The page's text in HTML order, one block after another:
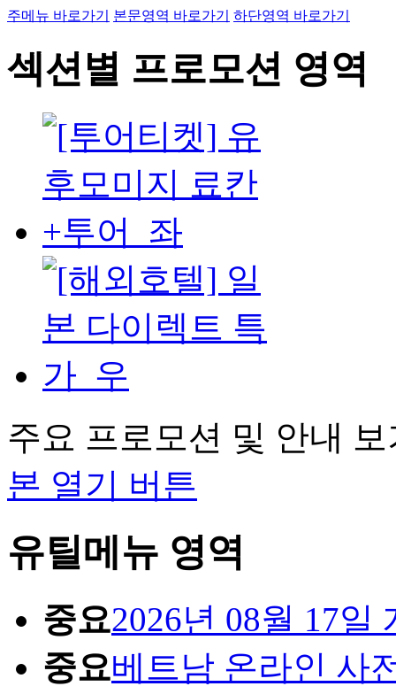
주메뉴 바로가기 본문영역 바로가기 하단영역 바로가기
섹션별 프로모션 영역
주요 프로모션 및 안내 보
본 열기 버튼
유틸메뉴 영역
중요2026년 08월 17일
중요베트남 온라인 사